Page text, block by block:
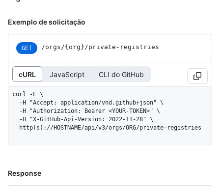
Exemplo de solicitação
GET /orgs/{org}/private-registries
cURL JavaScript CLI do GitHub
curl -L \
  http(s)://HOSTNAME/api/v3/orgs/ORG/private-registries
Response